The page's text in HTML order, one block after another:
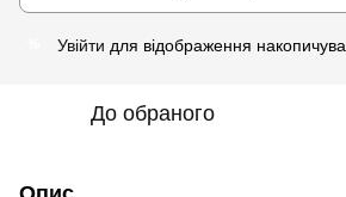
Увійти для відображення
До обраного